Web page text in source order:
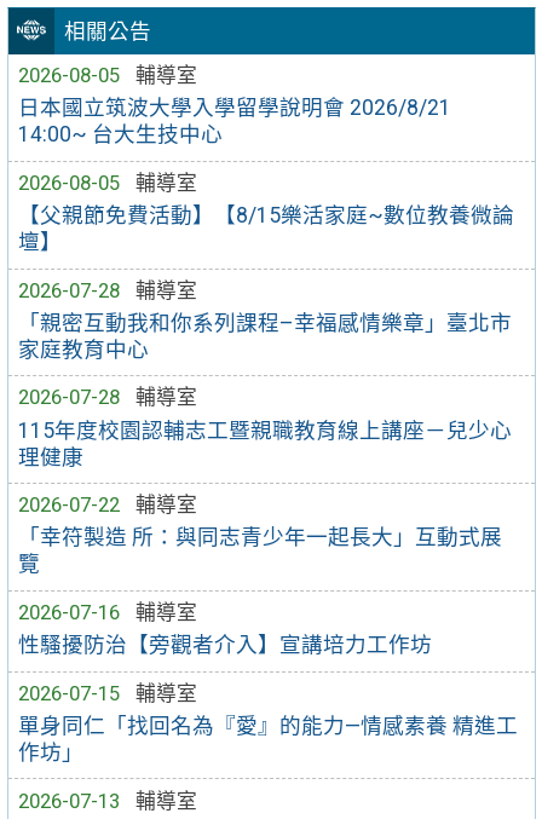
相關公告
2026-08-05
輔導室
日本國立筑波大學入學留學說明會 2026/8/21
14:00~ 台大生技中心
2026-08-05
輔導室
【父親節免費活動】【8/15樂活家庭~數位教養微論
壇】
2026-07-28
輔導室
「親密互動我和你系列課程–幸福感情樂章」臺北市
家庭教育中心
2026-07-28
輔導室
115年度校園認輔志工暨親職教育線上講座－兒少心
理健康
2026-07-22
輔導室
「幸符製造 所：與同志青少年一起長大」互動式展
覽
2026-07-16
輔導室
性騷擾防治【旁觀者介入】宣講培力工作坊
2026-07-15
輔導室
單身同仁「找回名為『愛』的能力—情感素養 精進工
作坊」
2026-07-13
輔導室